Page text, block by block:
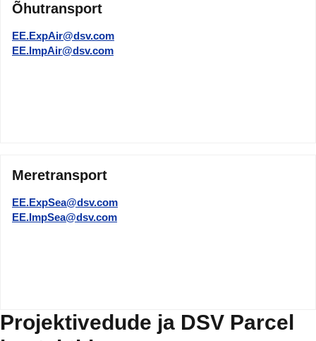
Õhutransport
EE.ExpAir@dsv.com
EE.ImpAir@dsv.com
Meretransport
EE.ExpSea@dsv.com
EE.ImpSea@dsv.com
Projektivedude ja DSV Parcel